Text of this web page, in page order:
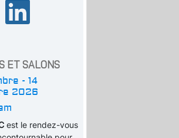
ET SALONS
- 14
2026
est le rendez-vous